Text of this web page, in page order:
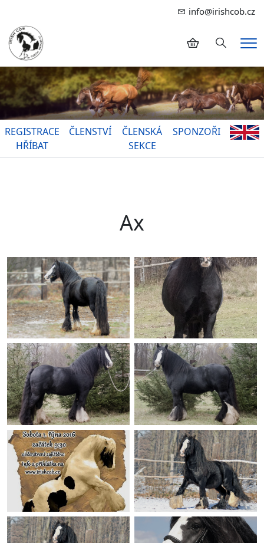
info@irishcob.cz
Hledání
REGISTRACE
HŘÍBAT
ČLENSTVÍ
ČLENSKÁ
SEKCE
SPONZOŘI
Ax